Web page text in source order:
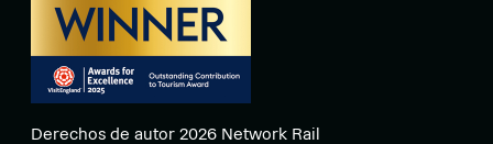
Derechos de autor 2026 Network Rail